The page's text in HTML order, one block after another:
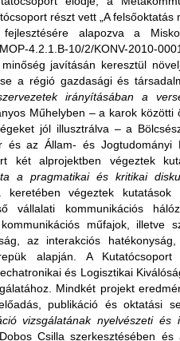
részt vett „A felsőoktatás
alapozva a
4.2.1.B-10/2/KONV-2010-
javításán keresztül
a régió gazdasági és
irányításában a
Műhelyben – a karok közötti
jól illusztrálva – a
és az Állam- és Jogtudományi
két alprojektben végeztek
a pragmatikai és kritikai
végeztek kutatások
kommunikációs
műfajok, illetve
az interakciós
alapján. A Kutatócsoport
és Logisztikai
Mindkét projekt
publikáció és oktatási
vizsgálatának nyelvészeti és
Csilla szerkesztésében